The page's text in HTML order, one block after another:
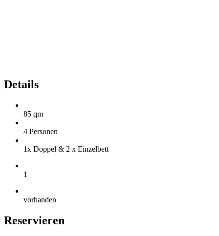
Details
85 qm
4 Personen
1x Doppel & 2 x Einzelbett
1
vorhanden
Reservieren